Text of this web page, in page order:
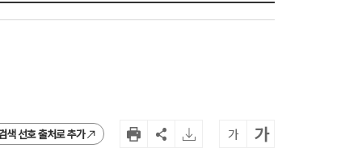
색 선호 출처로 추가 가 가